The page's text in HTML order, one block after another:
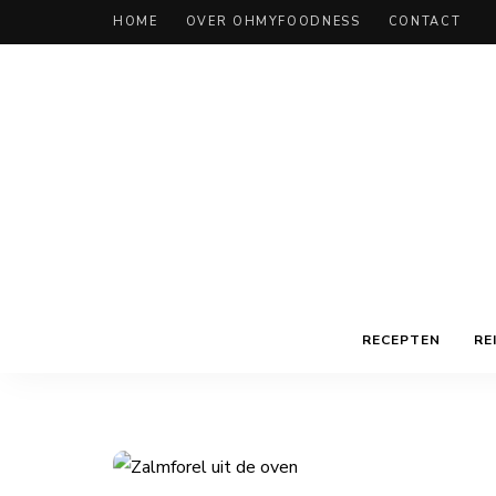
HOME OVER OHMYFOODNESS CONTACT
RECEPTEN